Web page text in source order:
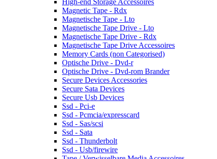
Magnetic Tape - Rdx
Magnetische Tape - Lto
Magnetische Tape Drive - Lto
Magnetische Tape Drive - Rdx
Magnetische Tape Drive Accessoires
Memory Cards (non Categorised)
Optische Drive - Dvd-r
Optische Drive - Dvd-rom Brander
Secure Devices Accessories
Secure Sata Devices
Secure Usb Devices
Ssd - Pci-e
Ssd - Pcmcia/expresscard
Ssd - Sas/scsi
Ssd - Sata
Ssd - Thunderbolt
Ssd - Usb/firewire